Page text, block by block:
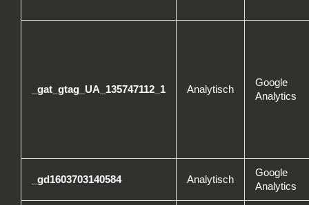
_gat_gtag_UA_135747112_1 Analytisch
Google
Analytics
_gd1603703140584 Analytisch
Google
Analytics